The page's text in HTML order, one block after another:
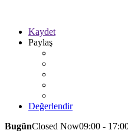
Kaydet
Paylaş
Değerlendir
BugünClosed Now09:00 -